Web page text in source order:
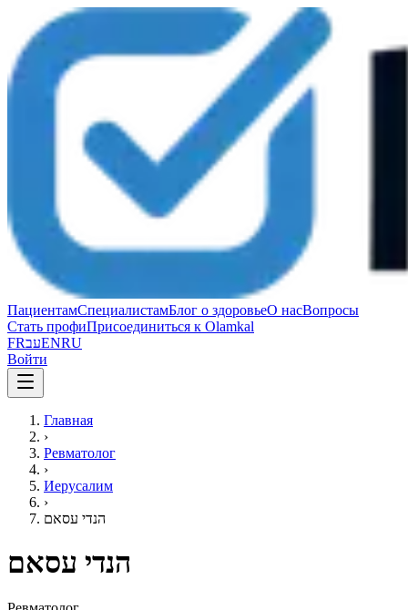
ПациентамСпециалистамБлог о здоровьеО насВопросы
Стать профиПрисоединиться к Olamkal
FRעבENRU
Войти
Главная
›
Ревматолог
›
Иерусалим
›
הנדי עסאם
הנדי עסאם